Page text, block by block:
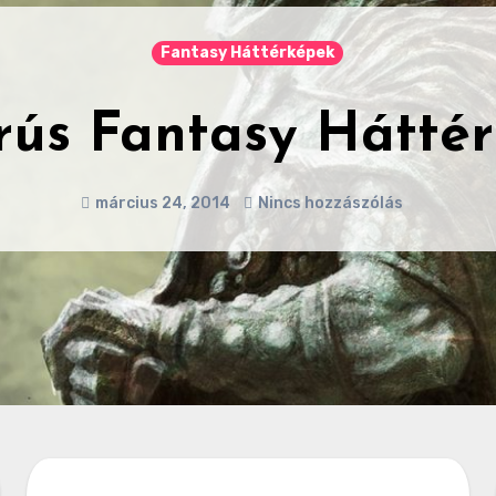
Fantasy Háttérképek
március 24, 2014 1 Hozzászólás